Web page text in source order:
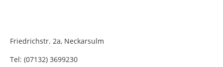
Friedrichstr. 2a, Neckarsulm
Tel: (07132) 3699230